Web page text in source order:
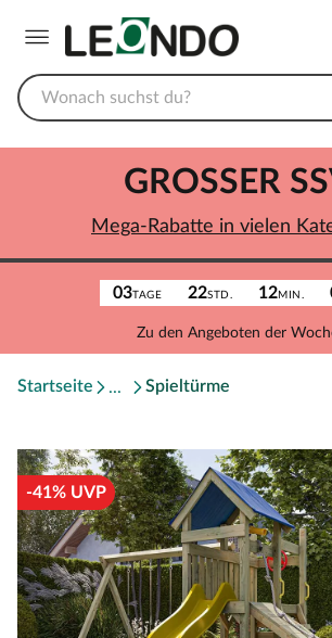
03TAGE 22STD. 12MIN.
Zu den Angeboten der
GROSSER
Mega-Rabatte in vielen
Startseite Spieltürme
-41% UVP